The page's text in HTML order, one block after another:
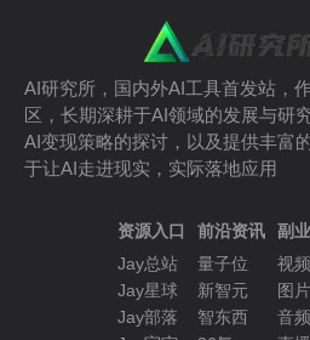
AI研究所，国内外AI工具首发站，
区，长期深耕于AI领域的发展与研
AI变现策略的探讨，以及提供丰富
于让AI走进现实，实际落地应用
资源入口
Jay总站
Jay星球
Jay部落
前沿资讯
量子位
新智元
智东西
副
视
图
音